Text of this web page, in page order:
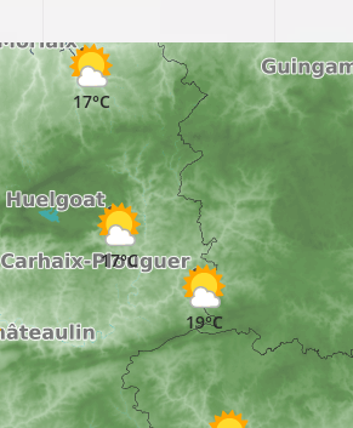
19°C
17°C
17°C